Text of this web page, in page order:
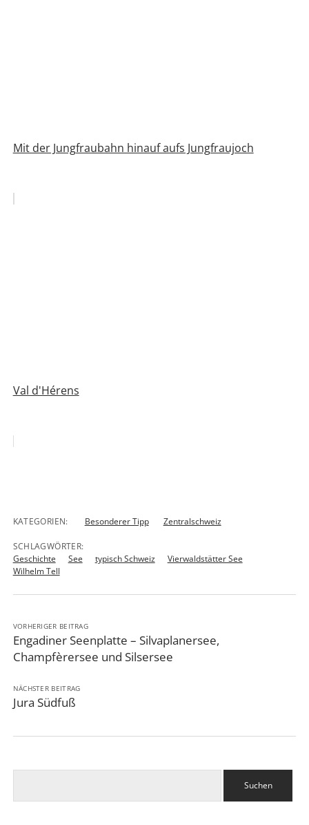
Mit der Jungfraubahn hinauf aufs Jungfraujoch
Val d'Hérens
KATEGORIEN: Besonderer Tipp Zentralschweiz
SCHLAGWÖRTER:
Geschichte
See typisch Schweiz
Vierwaldstätter See
Wilhelm Tell
VORHERIGER BEITRAG
Engadiner Seenplatte – Silvaplanersee,
Champfèrersee und Silsersee
NÄCHSTER BEITRAG
Jura Südfuß